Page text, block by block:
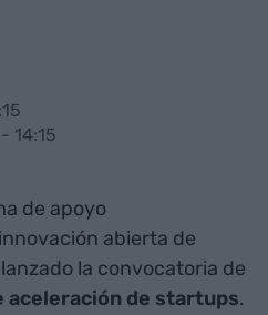
14:15
de apoyo
abierta de
lanzado la convocatoria de
aceleración de startups.